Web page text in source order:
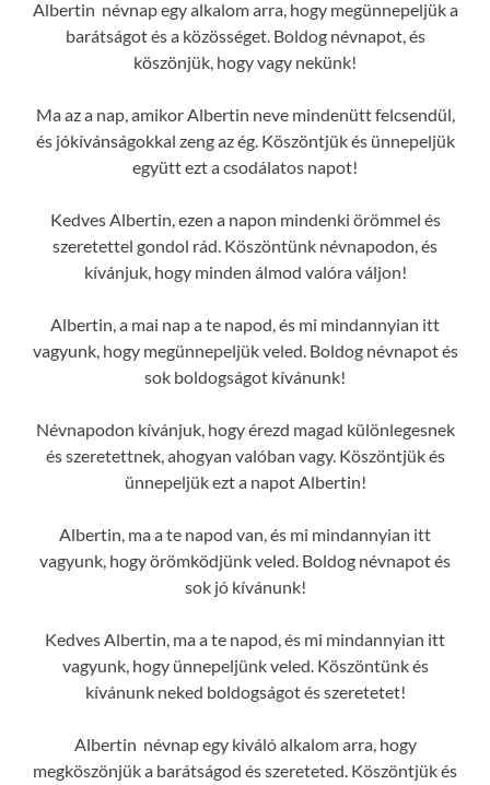
Albertin névnap egy alkalom arra, hogy megünnepeljük a
barátságot és a közösséget. Boldog névnapot, és
köszönjük, hogy vagy nekünk!
Ma az a nap, amikor Albertin neve mindenütt felcsendül,
és jókívánságokkal zeng az ég. Köszöntjük és ünnepeljük
együtt ezt a csodálatos napot!
Kedves Albertin, ezen a napon mindenki örömmel és
szeretettel gondol rád. Köszöntünk névnapodon, és
kívánjuk, hogy minden álmod valóra váljon!
Albertin, a mai nap a te napod, és mi mindannyian itt
vagyunk, hogy megünnepeljük veled. Boldog névnapot és
sok boldogságot kívánunk!
Névnapodon kívánjuk, hogy érezd magad különlegesnek
és szeretettnek, ahogyan valóban vagy. Köszöntjük és
ünnepeljük ezt a napot Albertin!
Albertin, ma a te napod van, és mi mindannyian itt
vagyunk, hogy örömködjünk veled. Boldog névnapot és
sok jó kívánunk!
Kedves Albertin, ma a te napod, és mi mindannyian itt
vagyunk, hogy ünnepeljünk veled. Köszöntünk és
kívánunk neked boldogságot és szeretetet!
Albertin névnap egy kiváló alkalom arra, hogy
megköszönjük a barátságod és szereteted. Köszöntjük és